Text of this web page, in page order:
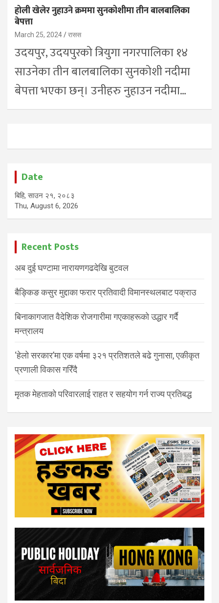
होली खेलेर नुहाउने क्रममा सुनकोशीमा तीन बालबालिका
बेपत्ता
March 25, 2024 रासस
उदयपुर, उदयपुरको त्रियुगा नगरपालिका १४
साउनेका तीन बालबालिका सुनकोशी नदीमा
बेपत्ता भएका छन्। उनीहरु नुहाउन नदीमा…
Date
बिहि, साउन २१, २०८३
Thu, August 6, 2026
Recent Posts
अब दुई घण्टामा नारायणगढदेखि बुटवल
बैङ्किङ कसुर मुद्दाका फरार प्रतिवादी विमानस्थलबाट पक्राउ
बिनाकागजात वैदेशिक रोजगारीमा गएकाहरूको उद्धार गर्दै
मन्त्रालय
‘हेलो सरकार’मा एक वर्षमा ३२१ प्रतिशतले बढे गुनासा, एकीकृत
प्रणाली विकास गरिँदै
मृतक मेहताको परिवारलाई राहत र सहयोग गर्न राज्य प्रतिबद्ध